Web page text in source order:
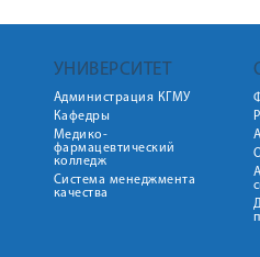
УНИВЕРСИТЕТ
Администрация КГМУ
Кафедры
Медико-
фармацевтический
колледж
Система менеджмента
качества